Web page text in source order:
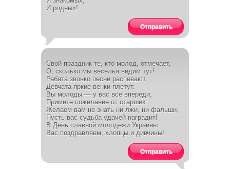
И родных!
Отправить
Свой праздник те, кто молод, отмечает,
О, сколько мы веселья видим тут!
Ребята звонко песни распевают,
Девчата яркие венки плетут.
Вы молоды — у вас все впереди,
Примите пожелание от старших:
Желаем вам не знать ни лжи, ни фальши,
Пусть вас судьба удачей наградит!
В День славной молодежи Украины
Вас поздравляем, хлопцы и дивчины!
Отправить